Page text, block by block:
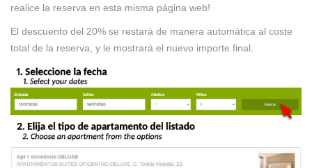
realice la reserva en esta misma página web!
El descuento del 20% se restará de manera automática al coste
total de la reserva, y le mostrará el nuevo importe final.